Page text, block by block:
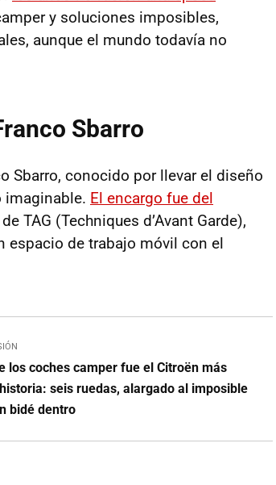
y soluciones imposibles,
aunque el mundo todavía no
Sbarro
Sbarro, conocido por llevar el diseño
imaginable. El encargo fue del
TAG (Techniques d’Avant Garde),
espacio de trabajo móvil con el
los coches camper fue el Citroën más
seis ruedas, alargado al imposible
bidé dentro